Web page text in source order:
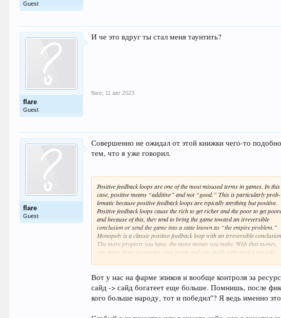
Guest
flare
Guest
И че это вдруг ты стал меня таунтить?
flare 11 авг 2023
flare
Guest
Совершенно не ожидал от этой книжки чего-то
тем, что я уже говорил.
Positive feedback loops are one of the most misused terms in games. In this
case, positive means “additive” and not “good.” This is particularly prob-
lematic because positive feedback loops are typically anything but positive.
Positive feedback loops cause the rich to get richer and the poor to get
and because of this, they tend to bring the game toward an irreversible
conclusion or send the game into a state known as “the empire problem.”
Monopoly is a classic positive feedback loop with an irreversible conclusion.
The more property you have, the more money you make. With that money,
you make those properties even better and can easily withstand a periodic
ple have added that counteract the positive feedback loop. What’s
in Monopoly is similar to the empire problem that happens in tycoon games.
In these games, you’re building a business in the game, whether it’s a zoo
a pizza business. You improve your business, and it improves your income.
Вот у нас на фарме эпиков и вообще контроля за
сайд -> сайд богатеет еще больше. Помнишь, после
кого больше народу, тот и победил"? Я ведь именно